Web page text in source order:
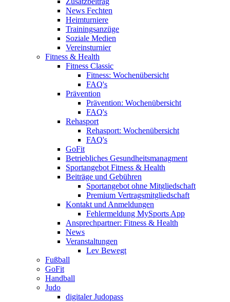
News Fechten
Heimturniere
Trainingsanzüge
Soziale Medien
Vereinsturnier
Fitness & Health
Fitness Classic
Fitness: Wochenübersicht
FAQ's
Prävention
Prävention: Wochenübersicht
FAQ's
Rehasport
Rehasport: Wochenübersicht
FAQ's
GoFit
Betriebliches Gesundheitsmanagment
Sportangebot Fitness & Health
Beiträge und Gebühren
Sportangebot ohne Mitgliedschaft
Premium Vertragsmitgliedschaft
Kontakt und Anmeldungen
Fehlermeldung MySports App
Ansprechpartner: Fitness & Health
News
Veranstaltungen
Lev Bewegt
Fußball
GoFit
Handball
Judo
digitaler Judopass